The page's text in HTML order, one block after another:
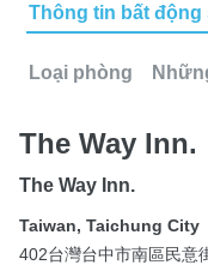
Thông tin bất động
Loại phòng
The Way Inn.
The Way Inn.
Taiwan, Taichung City
402台灣台中市南區民意